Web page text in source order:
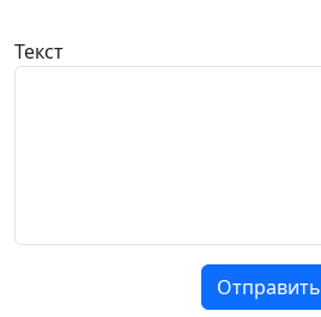
Текст
Отправить